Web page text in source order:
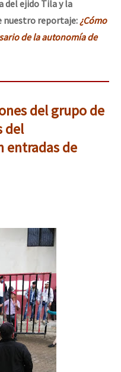
del ejido Tila y la
nuestro reportaje: ¿Cómo
de la autonomía de
del grupo de
del
entradas de